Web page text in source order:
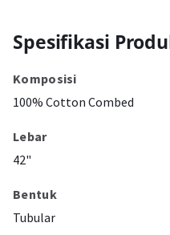
Spesifikasi
Komposisi
100% Cotton Combed
Lebar
42"
Bentuk
Tubular